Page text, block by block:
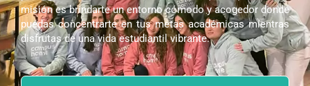
misión es brindarte un entorno cómodo y acogedor donde
puedas concentrarte en tus metas académicas mientras
disfrutas de una vida estudiantil vibrante.